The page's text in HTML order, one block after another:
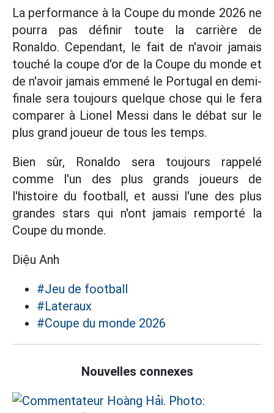
La performance à la Coupe du monde 2026 ne
pourra pas définir toute la carrière de
Ronaldo. Cependant, le fait de n'avoir jamais
touché la coupe d'or de la Coupe du monde et
de n'avoir jamais emmené le Portugal en demi-
finale sera toujours quelque chose qui le fera
comparer à Lionel Messi dans le débat sur le
plus grand joueur de tous les temps.
Bien sûr, Ronaldo sera toujours rappelé
comme l'un des plus grands joueurs de
l'histoire du football, et aussi l'une des plus
grandes stars qui n'ont jamais remporté la
Coupe du monde.
Diệu Anh
#Jeu de football
#Lateraux
#Coupe du monde 2026
Nouvelles connexes